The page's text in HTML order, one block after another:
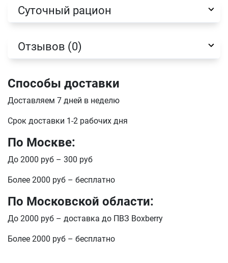
Суточный рацион
Отзывов (0)
Способы доставки
Доставляем 7 дней в неделю
Срок доставки 1-2 рабочих дня
По Москве:
До 2000 руб – 300 руб
Более 2000 руб – бесплатно
По Московской области:
До 2000 руб – доставка до ПВЗ Boxberry
Более 2000 руб – бесплатно
Оформить заказ
Телефон
E-mail
отправить